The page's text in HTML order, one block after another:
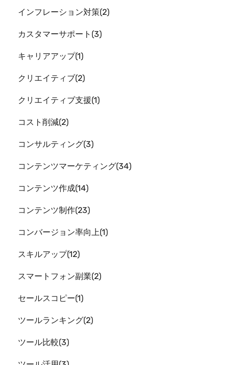
インフレーション対策 2
カスタマーサポート 3
キャリアアップ 1
クリエイティブ 2
クリエイティブ支援 1
コスト削減 2
コンサルティング 3
コンテンツマーケティング 34
コンテンツ作成 14
コンテンツ制作 23
コンバージョン率向上 1
スキルアップ 12
スマートフォン副業 2
セールスコピー 1
ツールランキング 2
ツール比較 3